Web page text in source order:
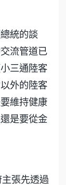
統的談
流管道已
三通陸客
外的陸客
維持健康
是要從金
張先透過